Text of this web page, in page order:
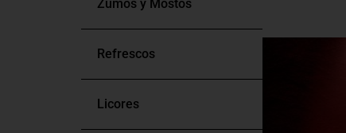
Zumos y Mostos
Refrescos
Licores